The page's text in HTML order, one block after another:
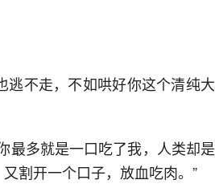
逃不走，不如哄好你这个清纯大
最多就是一口吃了我，人类却是
割开一个口子，放血吃肉。”